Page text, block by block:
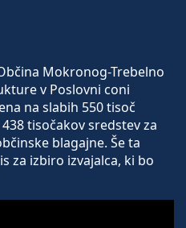
Mokronog-Trebelno
v Poslovni coni
na slabih 550 tisoč
tisočakov sredstev za
blagajne. Še ta
za izbiro izvajalca, ki bo